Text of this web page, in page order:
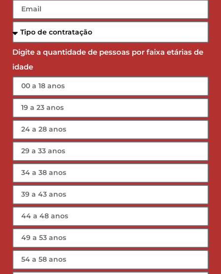
Cotar
Fontes Oficiais e Credibilidade: ANS|FenaSaúde|
Ministério da Saúde|Reclame Aqui|Fortplanos